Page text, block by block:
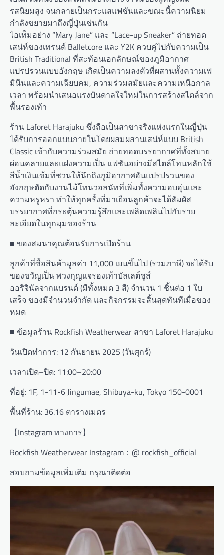
รสนิยมสูง จนกลายเป็นกระแสแฟชันและขณะนี้ความนิยม
กำลังขยายมาถึงญี่ปุ่นเช่นกัน
ไอเท็มอย่าง “Mary Jane” และ “Lace-up Sneaker” ถ่ายทอด
เสน่ห์ของเทรนด์ Balletcore และ Y2K ควบคู่ไปกับความเป็น
British Traditional ที่สะท้อนเอกลักษณ์ของภูมิอากาศ
แปรปรวนแบบอังกฤษ เกิดเป็นความลงตัวที่ผสานทั้งความเฟ
มินีนและความเฉียบคม, ความร่วมสมัยและความเหนือกาล
เวลา พร้อมนำเสนอแรงบันดาลใจใหม่ในการสร้างสไตล์จาก
พื้นรองเท้า
ร้าน Laforet Harajuku ซึ่งถือเป็นสาขาจริงแห่งแรกในญี่ปุ่น
ได้รับการออกแบบภายในโดยผสมผสานเสน่ห์แบบ British
Classic เข้ากับความร่วมสมัย ถ่ายทอดบรรยากาศที่ทั้งสบาย
ผ่อนคลายและแฝงความเป็น แฟชันอย่างมีสไตล์โทนหลักใช้
สีน้ำเงินเข้มที่ชวนให้นึกถึงภูมิอากาศอันแปรปรวนของ
อังกฤษตัดกับงานไม้โทนวอลนัทที่เพิ่มทั้งความอบอุ่นและ
ความหรูหรา ทำให้ทุกครั้งที่มาเยือนลูกค้าจะได้สัมผัส
บรรยากาศที่กระตุ้นความรู้สึกและเพลิดเพลินไปกับราย
ละเอียดในทุกมุมของร้าน
■ ของสมนาคุณต้อนรับการเปิดร้าน
ลูกค้าที่ซื้อสินค้ามูลค่า 11,000 เยนขึ้นไป (รวมภาษี) จะได้รับ
ของขวัญเป็น พวงกุญแจรองเท้าบัลเลต์ชูส์
ออริจินัลจากแบรนด์ (มีทั้งหมด 3 สี) จำนวน 1 ชิ้นต่อ 1 ใบ
เสร็จ ของมีจำนวนจำกัด และกิจกรรมจะสิ้นสุดทันทีเมื่อของ
หมด
■ ข้อมูลร้าน Rockfish Weatherwear สาขา Laforet Harajuku
วันเปิดทำการ: 12 กันยายน 2025 (วันศุกร์)
เวลาเปิด–ปิด: 11:00–20:00
ที่อยู่: 1F, 1-11-6 Jingumae, Shibuya-ku, Tokyo 150-0001
พื้นที่ร้าน: 36.16 ตารางเมตร
【Instagram ทางการ】
Rockfish Weatherwear Instagram：@ rockfish_official
สอบถามข้อมูลเพิ่มเติม กรุณาติดต่อ